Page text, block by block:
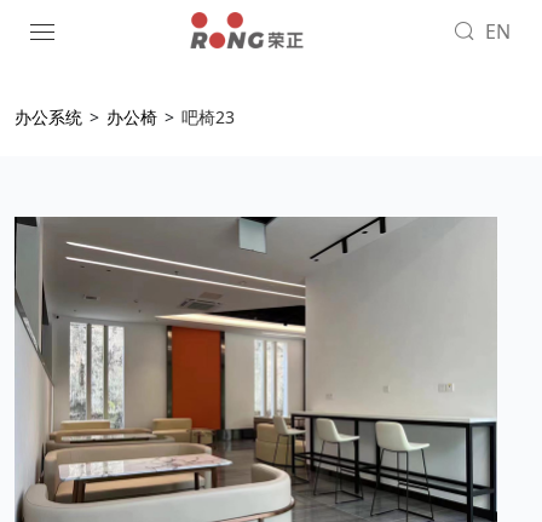
EN
办公系统 > 办公椅 > 吧椅23